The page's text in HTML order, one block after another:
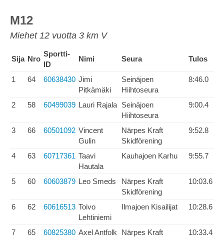
M12
Miehet 12 vuotta 3 km V
Sija Nro
Sportti-
ID
Nimi Seura Tulos
1 64 60638430 Jimi
Pitkämäki
Seinäjoen
Hiihtoseura
8:46.0
2 58 60499039 Lauri Rajala Seinäjoen
Hiihtoseura
9:00.4
3 66 60501092 Vincent
Gulin
Närpes Kraft
Skidförening
9:52.8
4 63 60717361 Taavi
Hautala
Kauhajoen Karhu 9:55.7
5 60 60603879 Leo Smeds
Närpes Kraft
Skidförening
10:03.6
6 62 60616513 Toivo
Lehtiniemi
Ilmajoen Kisailijat 10:28.6
7 65 60825380 Axel Antfolk
Närpes Kraft
10:33.4